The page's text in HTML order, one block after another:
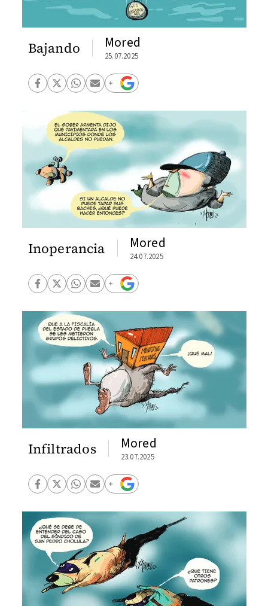
Bajando Mored
25.07.2025
Inoperancia Mored
24.07.2025
Infiltrados Mored
23.07.2025